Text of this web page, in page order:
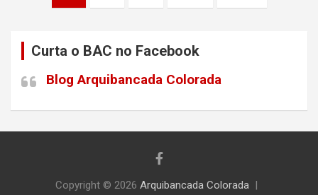
Curta o BAC no Facebook
Blog Arquibancada Colorada
Copyright © 2026 Arquibancada Colorada